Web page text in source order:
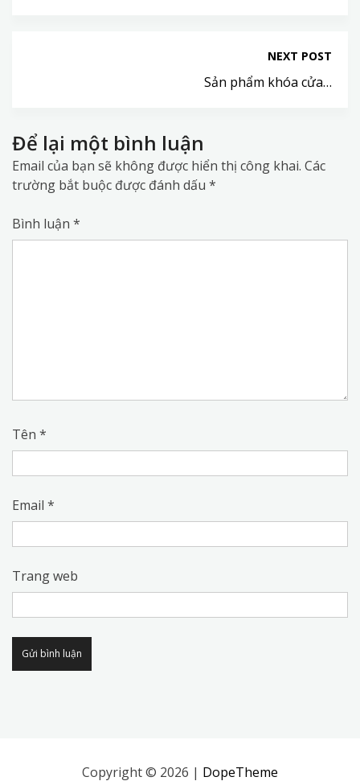
NEXT POST
Sản phẩm khóa cửa…
Để lại một bình luận
Email của bạn sẽ không được hiển thị công khai. Các
trường bắt buộc được đánh dấu *
Bình luận *
Tên *
Email *
Trang web
Copyright © 2026 | DopeTheme